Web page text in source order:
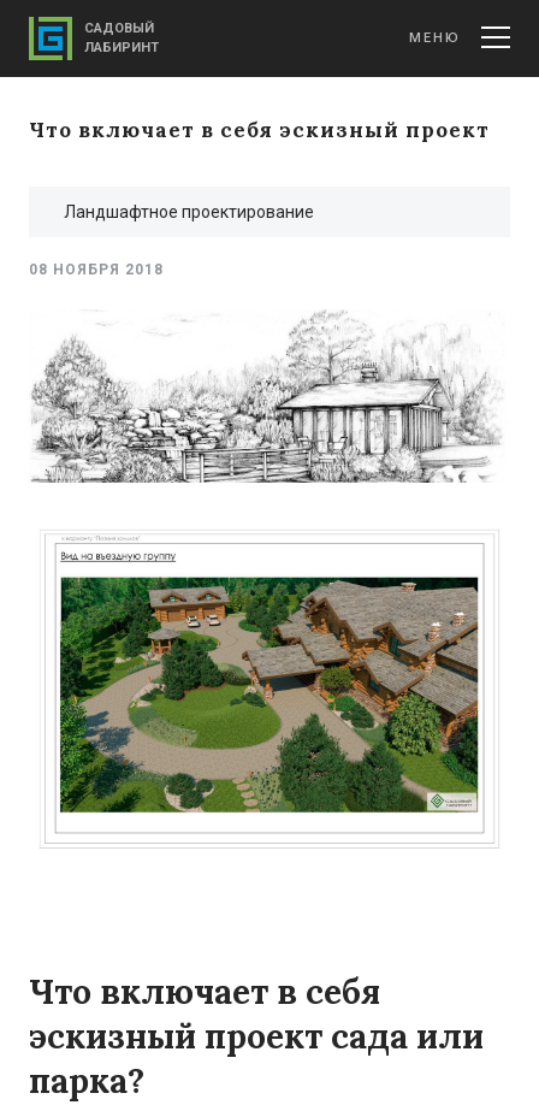
Что включает в себя эскизный проект
Ландшафтное проектирование
08 НОЯБРЯ 2018
Что включает в себя
эскизный проект сада или
парка?
САДОВЫЙ
ЛАБИРИНТ
МЕНЮ